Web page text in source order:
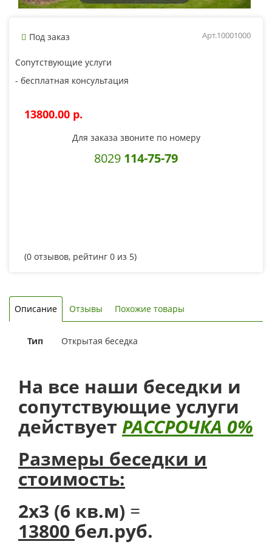
Под заказ Арт.10001000
Сопутствующие услуги
- бесплатная консультация
13800.00 p.
Для заказа звоните по номеру
8029 114-75-79
(0 отзывов, рейтинг 0 из 5)
Описание Отзывы Похожие товары
Тип Открытая беседка
На все наши беседки и
сопутствующие услуги
действует РАССРОЧКА 0%
Размеры беседки и
стоимость:
2х3 (6 кв.м) =
13800 бел.руб.